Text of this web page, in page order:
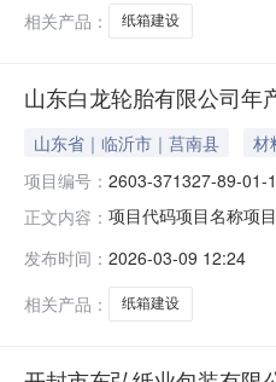
相关产品：
纸箱建设
山东白龙轮胎有限公司年
山东省｜临沂市｜莒南县 材
项目编号： 2603-371327-89-01-
正文内容： 项目代码项目名称项
发布时间： 2026-03-09 12:24
相关产品：
纸箱建设